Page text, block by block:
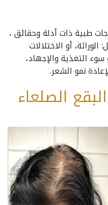
طبية ذات أدلة وحقائق ،
أو الاختلالات
التغذية والإجهاد،
نمو الشعر.
الصلعاء